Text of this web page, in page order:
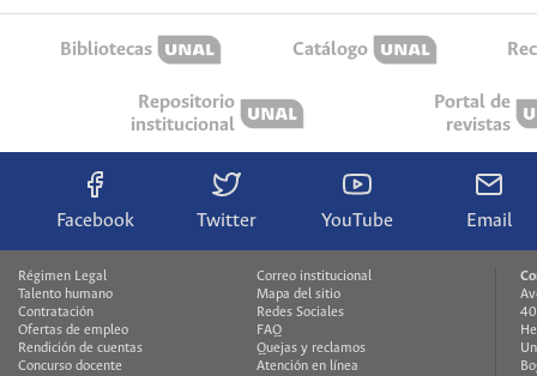
Bibliotecas Catálogo
Repositorio
institucional
Portal de
revistas
Facebook Twitter YouTube Email
Régimen Legal
Talento humano
Contratación
Ofertas de empleo
Rendición de cuentas
Concurso docente
Correo institucional
Mapa del sitio
Redes Sociales
FAQ
Quejas y reclamos
Atención en línea